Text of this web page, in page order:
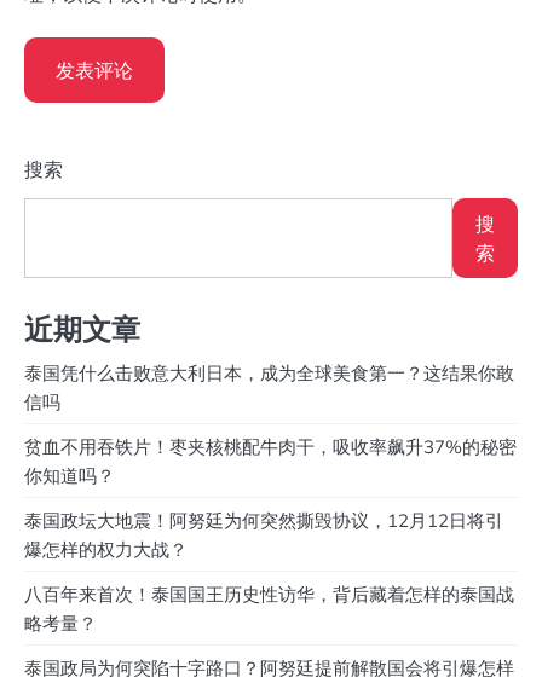
搜索
搜
索
近期文章
泰国凭什么击败意大利日本，成为全球美食第一？这结果你敢
信吗
贫血不用吞铁片！枣夹核桃配牛肉干，吸收率飙升37%的秘密
你知道吗？
泰国政坛大地震！阿努廷为何突然撕毁协议，12月12日将引
爆怎样的权力大战？
八百年来首次！泰国国王历史性访华，背后藏着怎样的泰国战
略考量？
泰国政局为何突陷十字路口？阿努廷提前解散国会将引爆怎样